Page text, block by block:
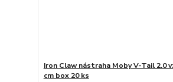
Iron Claw nástraha Moby V-Tail 2.0
cm box 20 ks